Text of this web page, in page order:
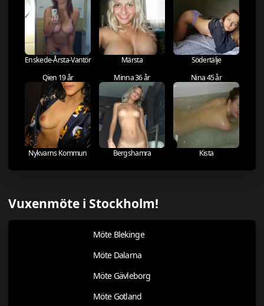
Enskede-Årsta-Vantör Märsta
Södertälje
Qien 19 år
Nykvarns Kommun
Minna 36 år
Bergshamra
Nina 45 år
Kista
Vuxenmöte i Stockholm!
Möte Blekinge
Möte Dalarna
Möte Gävleborg
Möte Gotland